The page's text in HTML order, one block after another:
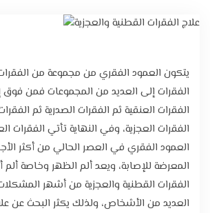
يتكون العمود الفقري من مجموعة من
الفقرات إلى العديد من المجموعات فمن
الفقرات العنقية ثم الفقرات الصدرية ثم
الفقرات العجزية، وفي النهاية تأتي الفقرات
العمود الفقري في العصر الحالي من أكثر
المعرضة للإصابة، ويعد ألم الظهر وخاصة
الفقرات القطنية والعجزية من أشهر
العديد من الأشخاص، ولذلك يكثر البحث عن